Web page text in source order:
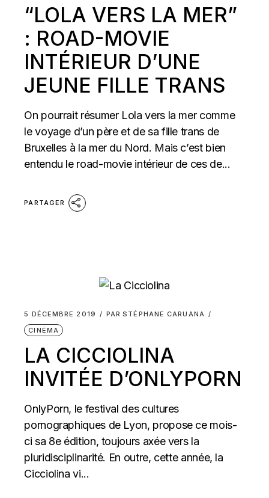
“LOLA VERS LA MER”
: ROAD-MOVIE
INTÉRIEUR D’UNE
JEUNE FILLE TRANS
On pourrait résumer Lola vers la mer comme
le voyage d’un père et de sa fille trans de
Bruxelles à la mer du Nord. Mais c’est bien
entendu le road-movie intérieur de ces de...
PARTAGER
5 DÉCEMBRE 2019 PAR STÉPHANE CARUANA
CINÉMA
LA CICCIOLINA
INVITÉE D’ONLYPORN
OnlyPorn, le festival des cultures
pornographiques de Lyon, propose ce mois-
ci sa 8e édition, toujours axée vers la
pluridisciplinarité. En outre, cette année, la
Cicciolina vi...